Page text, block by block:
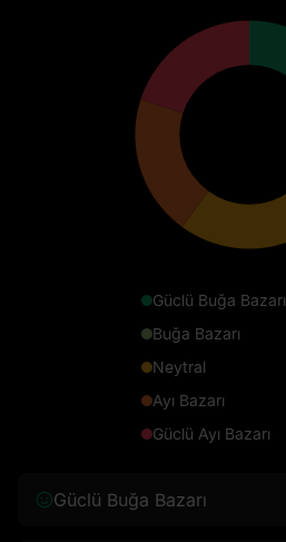
Güclü Buğa Bazarı
Buğa Bazarı
Neytral
Ayı Bazarı
Güclü Ayı Bazarı
Güclü Buğa Bazarı